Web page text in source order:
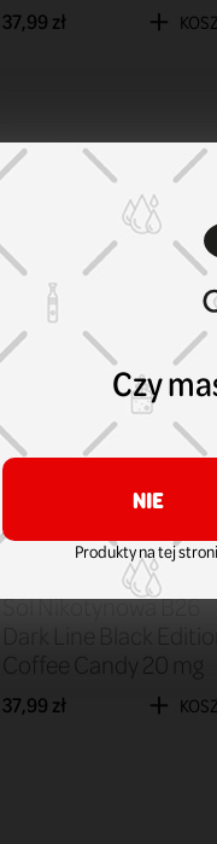
37,99 zł
Dark Line Black Edition
Sól Nikotynowa B26
Dark Line Black
Coffee Candy 20 mg
37,99 zł
Czy
NIE
Produkty na tej